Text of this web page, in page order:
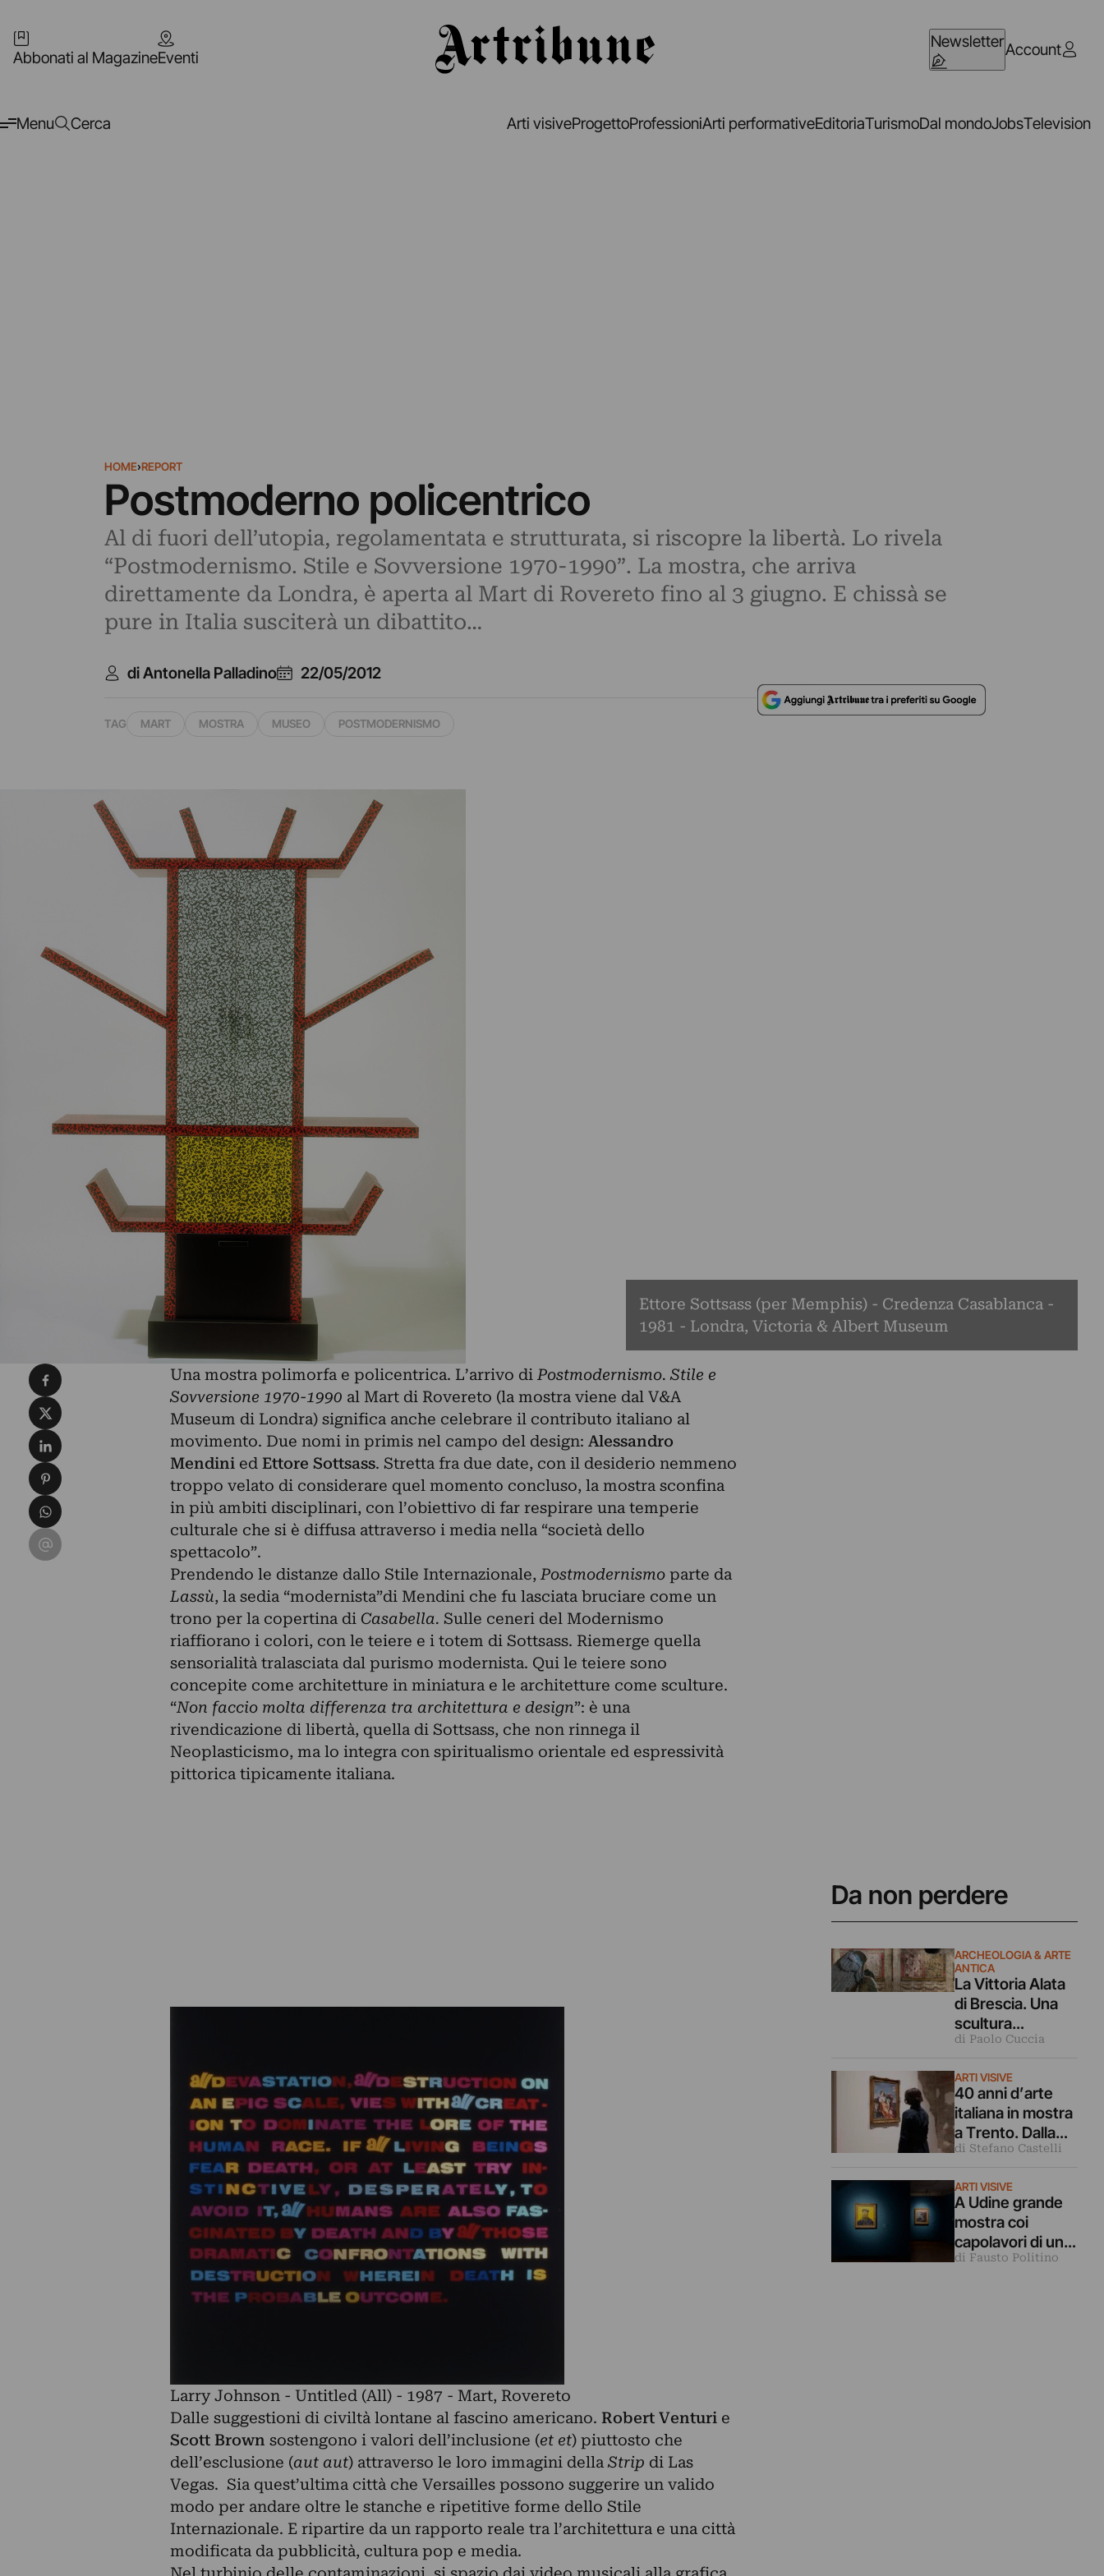
Abbonati al MagazineEventi
NewsletterAccount
Menu Cerca Arti visiveProgettoProfessioniArti performativeEditoriaTurismoDal mondoJobsTelevision
HOME›REPORT
Postmoderno policentrico
Al di fuori dell’utopia, regolamentata e strutturata, si riscopre la libertà. Lo rivela
“Postmodernismo. Stile e Sovversione 1970-1990”. La mostra, che arriva
direttamente da Londra, è aperta al Mart di Rovereto fino al 3 giugno. E chissà se
pure in Italia susciterà un dibattito…
di Antonella Palladino 22/05/2012
TAG MART MOSTRA MUSEO POSTMODERNISMO
Ettore Sottsass (per Memphis) - Credenza Casablanca -
1981 - Londra, Victoria & Albert Museum
Una mostra polimorfa e policentrica. L’arrivo di Postmodernismo. Stile e
Sovversione 1970-1990 al Mart di Rovereto (la mostra viene dal V&A
Museum di Londra) significa anche celebrare il contributo italiano al
movimento. Due nomi in primis nel campo del design: Alessandro
Mendinied Ettore Sottsass. Stretta fra due date, con il desiderio nemmeno
troppo velato di considerare quel momento concluso, la mostra sconfina
in più ambiti disciplinari, con l’obiettivo di far respirare una temperie
culturale che si è diffusa attraverso i media nella “società dello
spettacolo”.
Prendendo le distanze dallo Stile Internazionale, Postmodernismoparte da
Lassù, la sedia “modernista”di Mendini che fu lasciata bruciare come un
trono per la copertina di Casabella. Sulle ceneri del Modernismo
riaffiorano i colori, con le teiere e i totem di Sottsass. Riemerge quella
sensorialità tralasciata dal purismo modernista. Qui le teiere sono
concepite come architetture in miniatura e le architetture come sculture.
“Non faccio molta differenza tra architettura e design”: è una
rivendicazione di libertà, quella di Sottsass, che non rinnega il
Neoplasticismo, ma lo integra con spiritualismo orientale ed espressività
pittorica tipicamente italiana.
Larry Johnson - Untitled (All) - 1987 - Mart, Rovereto
Dalle suggestioni di civiltà lontane al fascino americano. Robert Venturie
Scott Brown sostengono i valori dell’inclusione (et et) piuttosto che
dell’esclusione (aut aut) attraverso le loro immagini dellaStrip di Las
Vegas. Sia quest’ultima città che Versailles possono suggerire un valido
modo per andare oltre le stanche e ripetitive forme dello Stile
Internazionale. E ripartire da un rapporto reale tra l’architettura e una città
modificata da pubblicità, cultura pop e media.
Da non perdere
ARCHEOLOGIA & ARTE
ANTICA
La Vittoria Alata
di Brescia. Una
scultura
leggendaria vista
fotografi
di Paolo Cuccia
ARTI VISIVE
40 anni d’arte
italiana in mostra
a Trento. Dalla
Transavanguardi
di Stefano Castelli
ARTI VISIVE
A Udine grande
mostra coi
capolavori di un
museo svizzero
di Fausto Politino
Condividi su Facebook
Condividi su X
Condividi su LinkedIn
Condividi su Pinterest
Condividi su WhatsApp
Condividi su Email